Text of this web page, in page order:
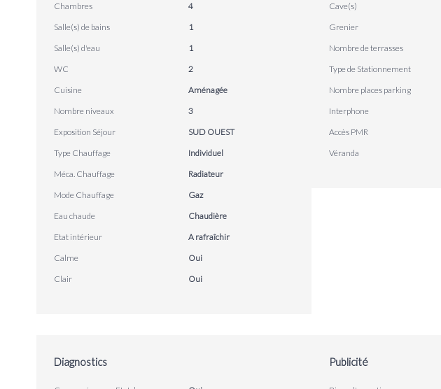
Chambres
4
Salle(s) de bains
1
Salle(s) d'eau
1
WC
2
Cuisine
Aménagée
Nombre niveaux
3
Exposition Séjour
SUD OUEST
Type Chauffage
Individuel
Méca. Chauffage
Radiateur
Mode Chauffage
Gaz
Eau chaude
Chaudière
Etat intérieur
A rafraîchir
Calme
Oui
Clair
Oui
Cave(s)
Grenier
Nombre de terrasses
Type de Stationnement
Nombre places parking
Interphone
Accès PMR
Véranda
Diagnostics Publicité